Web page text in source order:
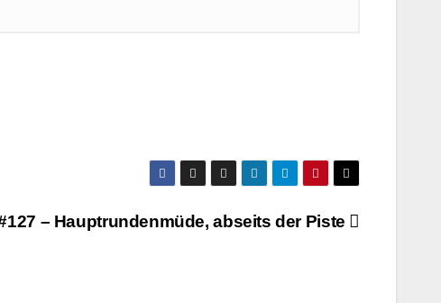
– Hauptrundenmüde, abseits der Piste